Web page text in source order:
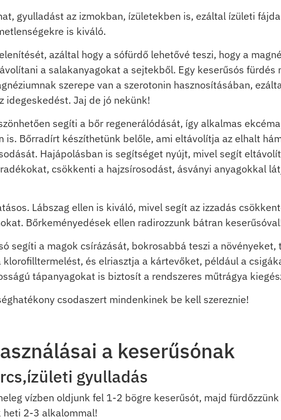
gyulladást az izmokban, ízületekben is, ezáltal ízületi
is kiváló.
azáltal hogy a sófürdő lehetővé teszi, hogy a
a salakanyagokat a sejtekből. Egy keserűsós fürdés
szerepe van a szerotonin hasznosításában,
idegeskedést. Jaj de jó nekünk!
segíti a bőr regenerálódását, így alkalmas
is. Bőrradírt készíthetünk belőle, ami eltávolítja az elhalt
Hajápolásban is segítséget nyújt, mivel segít
csökkenti a hajzsírosodást, ásványi anyagokkal
Lábszag ellen is kiváló, mivel segít az izzadás
Bőrkeményedések ellen radirozzunk bátran
segíti a magok csírázását, bokrosabbá teszi a növényeket,
és elriasztja a kártevőket, például a
tápanyagokat is biztosít a rendszeres műtrágya
csodaszert mindenkinek be kell szereznie!
a keserűsónak
gyulladás
vízben oldjunk fel 1-2 bögre keserűsót, majd
2-3 alkalommal!